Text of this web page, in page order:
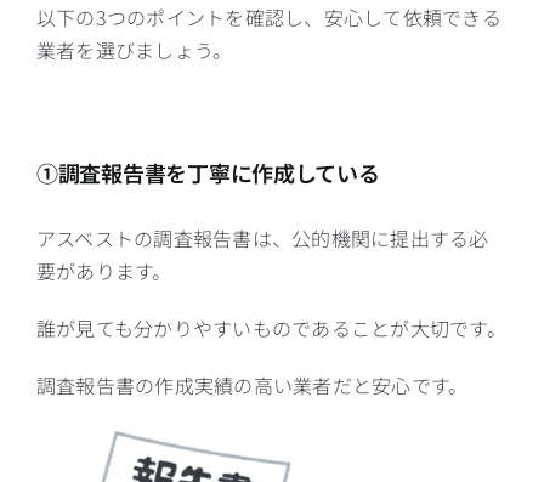
以下の3つのポイントを確認し、安心して依頼できる
業者を選びましょう。
①調査報告書を丁寧に作成している
アスベストの調査報告書は、公的機関に提出する必
要があります。
誰が見ても分かりやすいものであることが大切です。
調査報告書の作成実績の高い業者だと安心です。